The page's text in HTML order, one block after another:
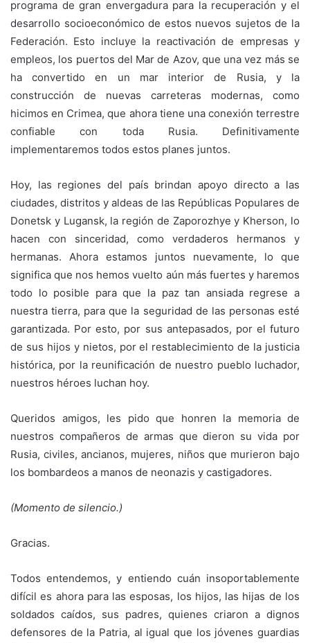
programa de gran envergadura para la recuperación y el
desarrollo socioeconómico de estos nuevos sujetos de la
Federación. Esto incluye la reactivación de empresas y
empleos, los puertos del Mar de Azov, que una vez más se
ha convertido en un mar interior de Rusia, y la
construcción de nuevas carreteras modernas, como
hicimos en Crimea, que ahora tiene una conexión terrestre
confiable con toda Rusia. Definitivamente
implementaremos todos estos planes juntos.
Hoy, las regiones del país brindan apoyo directo a las
ciudades, distritos y aldeas de las Repúblicas Populares de
Donetsk y Lugansk, la región de Zaporozhye y Kherson, lo
hacen con sinceridad, como verdaderos hermanos y
hermanas. Ahora estamos juntos nuevamente, lo que
significa que nos hemos vuelto aún más fuertes y haremos
todo lo posible para que la paz tan ansiada regrese a
nuestra tierra, para que la seguridad de las personas esté
garantizada. Por esto, por sus antepasados, por el futuro
de sus hijos y nietos, por el restablecimiento de la justicia
histórica, por la reunificación de nuestro pueblo luchador,
nuestros héroes luchan hoy.
Queridos amigos, les pido que honren la memoria de
nuestros compañeros de armas que dieron su vida por
Rusia, civiles, ancianos, mujeres, niños que murieron bajo
los bombardeos a manos de neonazis y castigadores.
(Momento de silencio.)
Gracias.
Todos entendemos, y entiendo cuán insoportablemente
difícil es ahora para las esposas, los hijos, las hijas de los
soldados caídos, sus padres, quienes criaron a dignos
defensores de la Patria, al igual que los jóvenes guardias